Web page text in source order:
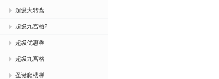
超级大转盘
超级九宫格2
超级优惠券
超级九宫格
圣诞爬楼梯